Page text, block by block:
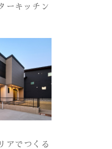
ーキッチン
アでつくる